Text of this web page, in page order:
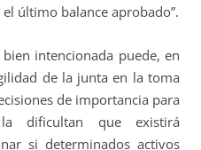
último balance aprobado”.
intencionada puede, en
de la junta en la toma
de importancia para
dificultan que existirá
si determinados activos